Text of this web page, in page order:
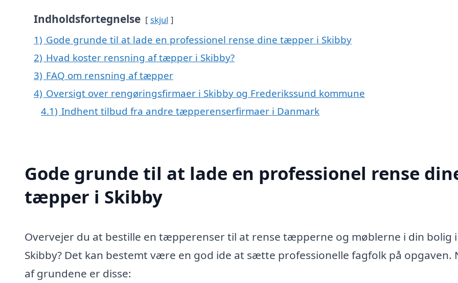
Indholdsfortegnelse skjul
1) Gode grunde til at lade en professionel rense dine tæpper i Skibby
2) Hvad koster rensning af tæpper i Skibby?
3) FAQ om rensning af tæpper
4) Oversigt over rengøringsfirmaer i Skibby og Frederikssund kommune
4.1) Indhent tilbud fra andre tæpperenserfirmaer i Danmark
Gode grunde til at lade en professionel rense
tæpper i Skibby
Overvejer du at bestille en tæpperenser til at rense tæpperne og møblerne i din bolig i
Skibby? Det kan bestemt være en god ide at sætte professionelle fagfolk på opgaven.
af grundene er disse: